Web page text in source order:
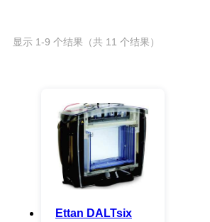
显示 1-9 个结果（共 11 个结果）
Ettan DALTsix